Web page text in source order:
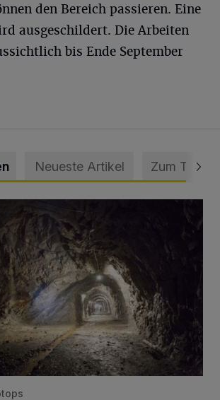
den Bereich passieren. Eine
ausgeschildert. Die Arbeiten
bis Ende September
Neueste Artikel Zum Thema